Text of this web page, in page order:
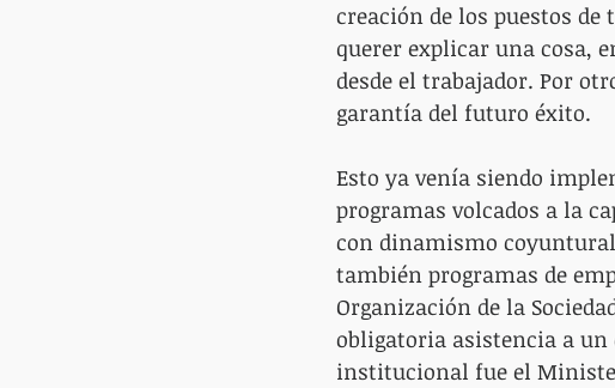
creación de los puestos
querer explicar una cosa,
desde el trabajador. Por
garantía del futuro éxito.
Esto ya venía siendo
programas volcados a la
con dinamismo
también programas de
Organización de la
obligatoria asistencia a un
institucional fue el